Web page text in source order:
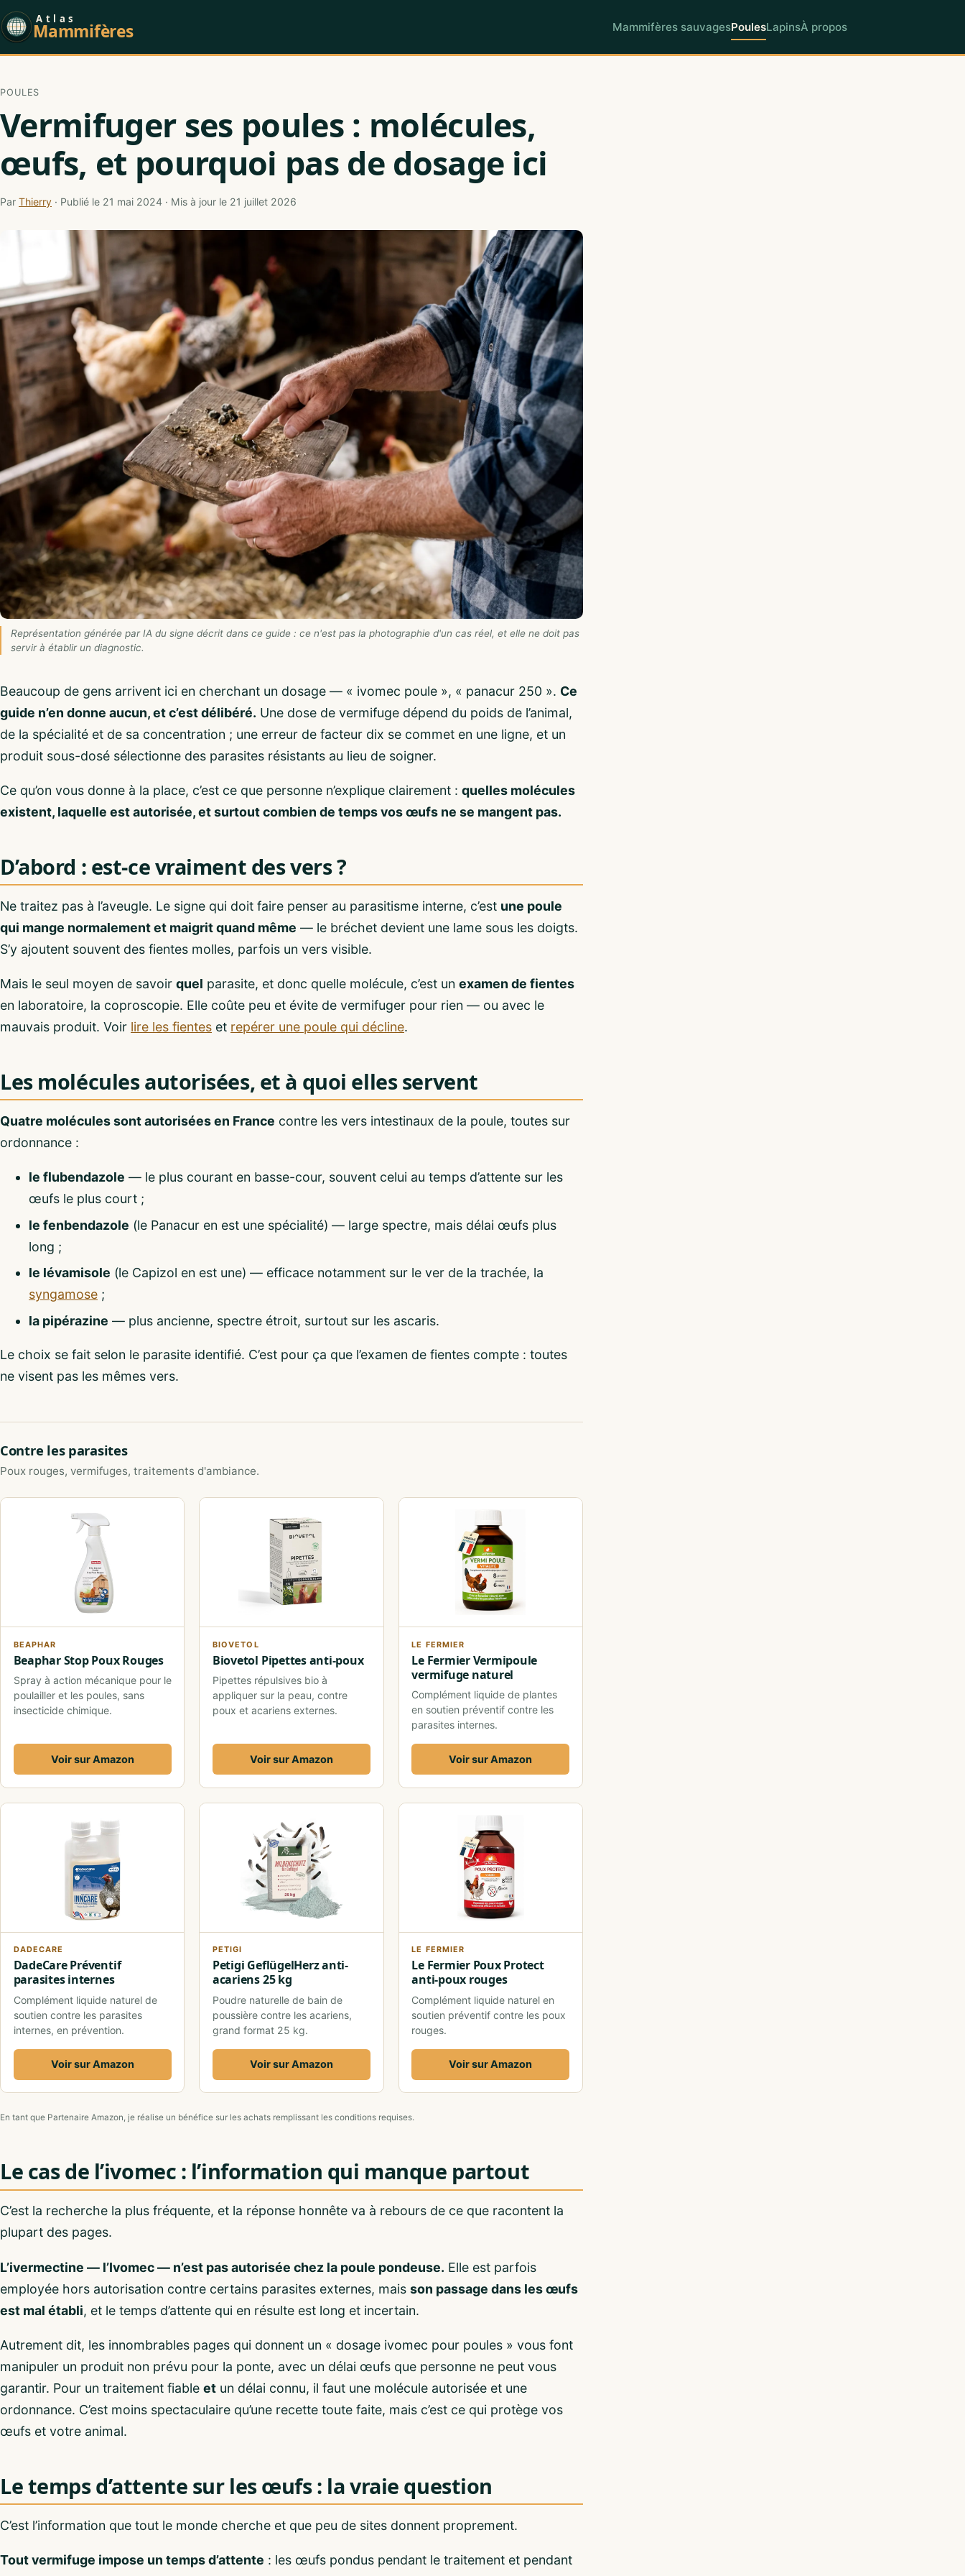
Atlas
Mammifères Mammifères sauvagesPoulesLapinsÀ propos
POULES
Vermifuger ses poules : molécules,
œufs, et pourquoi pas de dosage ici
Par Thierry · Publié le 21 mai 2024 · Mis à jour le 21 juillet 2026
Représentation générée par IA du signe décrit dans ce guide : ce n'est pas la photographie d'un cas réel, et elle ne doit pas
servir à établir un diagnostic.
Beaucoup de gens arrivent ici en cherchant un dosage — « ivomec poule », « panacur 250 ». Ce
guide n’en donne aucun, et c’est délibéré. Une dose de vermifuge dépend du poids de l’animal,
de la spécialité et de sa concentration ; une erreur de facteur dix se commet en une ligne, et un
produit sous-dosé sélectionne des parasites résistants au lieu de soigner.
Ce qu’on vous donne à la place, c’est ce que personne n’explique clairement : quelles molécules
existent, laquelle est autorisée, et surtout combien de temps vos œufs ne se mangent pas.
D’abord : est-ce vraiment des vers ?
Ne traitez pas à l’aveugle. Le signe qui doit faire penser au parasitisme interne, c’est une poule
qui mange normalement et maigrit quand même — le bréchet devient une lame sous les doigts.
S’y ajoutent souvent des fientes molles, parfois un vers visible.
Mais le seul moyen de savoir quel parasite, et donc quelle molécule, c’est un examen de fientes
en laboratoire, la coproscopie. Elle coûte peu et évite de vermifuger pour rien — ou avec le
mauvais produit. Voir lire les fientes et repérer une poule qui décline.
Les molécules autorisées, et à quoi elles servent
Quatre molécules sont autorisées en France contre les vers intestinaux de la poule, toutes sur
ordonnance :
le flubendazole — le plus courant en basse-cour, souvent celui au temps d’attente sur les
œufs le plus court ;
le fenbendazole (le Panacur en est une spécialité) — large spectre, mais délai œufs plus
long ;
le lévamisole (le Capizol en est une) — efficace notamment sur le ver de la trachée, la
syngamose ;
la pipérazine — plus ancienne, spectre étroit, surtout sur les ascaris.
Le choix se fait selon le parasite identifié. C’est pour ça que l’examen de fientes compte : toutes
ne visent pas les mêmes vers.
Contre les parasites
Poux rouges, vermifuges, traitements d'ambiance.
BEAPHAR
Beaphar Stop Poux Rouges
Spray à action mécanique pour le
poulailler et les poules, sans
insecticide chimique.
Voir sur Amazon
BIOVETOL
Biovetol Pipettes anti-poux
Pipettes répulsives bio à
appliquer sur la peau, contre
poux et acariens externes.
Voir sur Amazon
LE FERMIER
Le Fermier Vermipoule
vermifuge naturel
Complément liquide de plantes
en soutien préventif contre les
parasites internes.
Voir sur Amazon
DADECARE
DadeCare Préventif
parasites internes
Complément liquide naturel de
soutien contre les parasites
internes, en prévention.
Voir sur Amazon
PETIGI
Petigi GeflügelHerz anti-
acariens 25 kg
Poudre naturelle de bain de
poussière contre les acariens,
grand format 25 kg.
Voir sur Amazon
LE FERMIER
Le Fermier Poux Protect
anti-poux rouges
Complément liquide naturel en
soutien préventif contre les poux
rouges.
Voir sur Amazon
En tant que Partenaire Amazon, je réalise un bénéfice sur les achats remplissant les conditions requises.
Le cas de l’ivomec : l’information qui manque partout
C’est la recherche la plus fréquente, et la réponse honnête va à rebours de ce que racontent la
plupart des pages.
L’ivermectine — l’Ivomec — n’est pas autorisée chez la poule pondeuse. Elle est parfois
employée hors autorisation contre certains parasites externes, mais son passage dans les œufs
est mal établi, et le temps d’attente qui en résulte est long et incertain.
Autrement dit, les innombrables pages qui donnent un « dosage ivomec pour poules » vous font
manipuler un produit non prévu pour la ponte, avec un délai œufs que personne ne peut vous
garantir. Pour un traitement fiable et un délai connu, il faut une molécule autorisée et une
ordonnance. C’est moins spectaculaire qu’une recette toute faite, mais c’est ce qui protège vos
œufs et votre animal.
Le temps d’attente sur les œufs : la vraie question
C’est l’information que tout le monde cherche et que peu de sites donnent proprement.
Tout vermifuge impose un temps d’attente : les œufs pondus pendant le traitement et pendant